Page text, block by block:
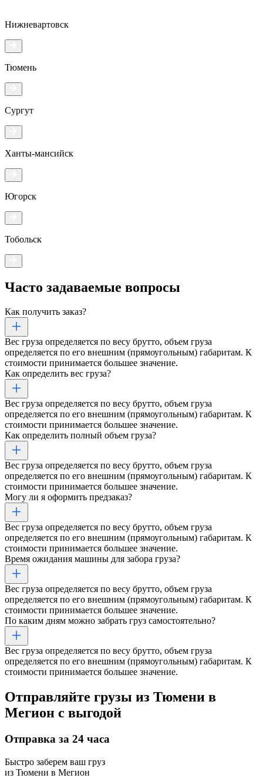
Нижневартовск
Тюмень
Сургут
Ханты-мансийск
Югорск
Тобольск
Часто задаваемые вопросы
Как получить заказ?
Вес груза определяется по весу брутто, объем груза
определяется по его внешним (прямоугольным) габаритам. К
стоимости принимается большее значение.
Как определить вес груза?
Вес груза определяется по весу брутто, объем груза
определяется по его внешним (прямоугольным) габаритам. К
стоимости принимается большее значение.
Как определить полный объем груза?
Вес груза определяется по весу брутто, объем груза
определяется по его внешним (прямоугольным) габаритам. К
стоимости принимается большее значение.
Могу ли я оформить предзаказ?
Вес груза определяется по весу брутто, объем груза
определяется по его внешним (прямоугольным) габаритам. К
стоимости принимается большее значение.
Время ожидания машины для забора груза?
Вес груза определяется по весу брутто, объем груза
определяется по его внешним (прямоугольным) габаритам. К
стоимости принимается большее значение.
По каким дням можно забрать груз самостоятельно?
Вес груза определяется по весу брутто, объем груза
определяется по его внешним (прямоугольным) габаритам. К
стоимости принимается большее значение.
Отправляйте грузы из Тюмени в
Мегион с выгодой
Отправка за 24 часа
Быстро заберем ваш груз
из Тюмени в Мегион